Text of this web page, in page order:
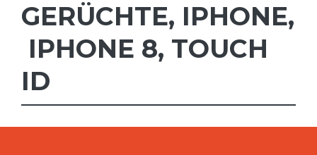
GERÜCHTE, IPHONE,
IPHONE 8, TOUCH
ID